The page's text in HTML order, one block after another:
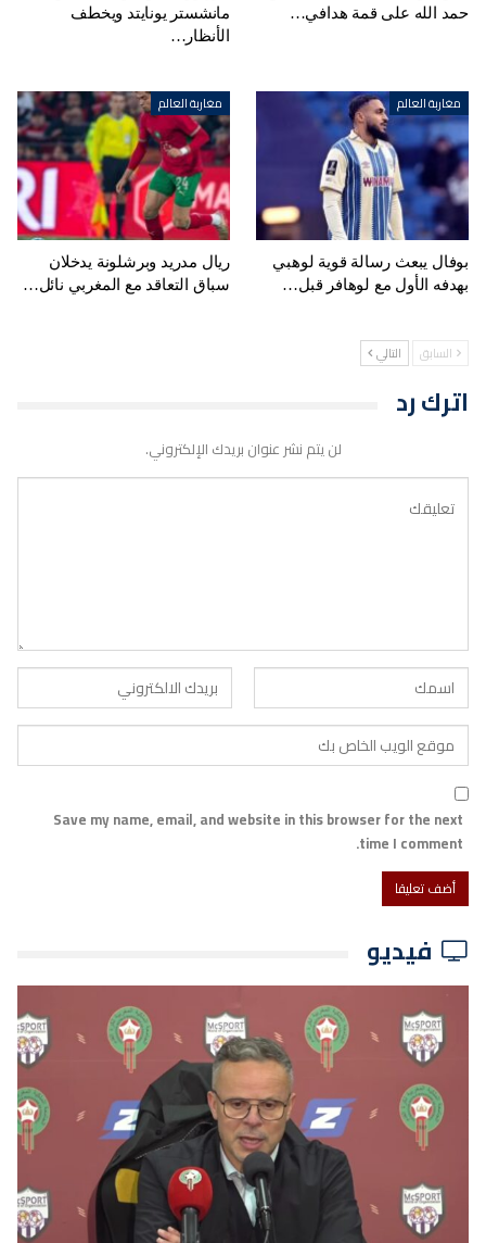
حمد الله على قمة هدافي…
مانشستر يونايتد ويخطف
الأنظار…
مغاربة العالم
بوفال يبعث رسالة قوية لوهبي
بهدفه الأول مع لوهافر قبل…
مغاربة العالم
ريال مدريد وبرشلونة يدخلان
سباق التعاقد مع المغربي نائل…
السابق التالي
اترك رد
لن يتم نشر عنوان بريدك الإلكتروني.
Save my name, email, and website in this browser for the next
time I comment.
فيديو